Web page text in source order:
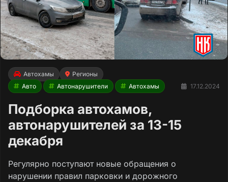
Автохамы
Регионы
Авто
Автонарушители Автохамы 17.12.2024
Подборка автохамов,
автонарушителей за 13-15
декабря
Регулярно поступают новые обращения о
нарушении правил парковки и дорожного